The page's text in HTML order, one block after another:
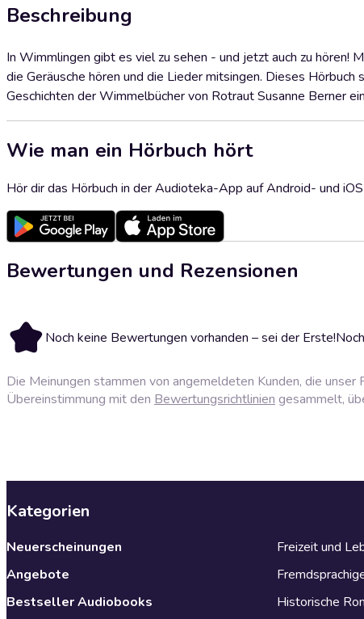
Beschreibung
In Wimmlingen gibt es viel zu sehen - und jetzt auch zu hören!
die Geräusche hören und die Lieder mitsingen. Dieses
Geschichten der Wimmelbücher von Rotraut Susanne Berner
Wie man ein Hörbuch hört
Hör dir das Hörbuch in der Audioteka-App auf Android- und
Bewertungen und Rezensionen
Noch keine Bewertungen vorhanden – sei der Erste!
Die Meinungen stammen von angemeldeten Kunden, die
Übereinstimmung mit den Bewertungsrichtlinien gesammelt,
Kategorien
Neuerscheinungen
Angebote
Bestseller Audiobooks
Freizeit und
Historische